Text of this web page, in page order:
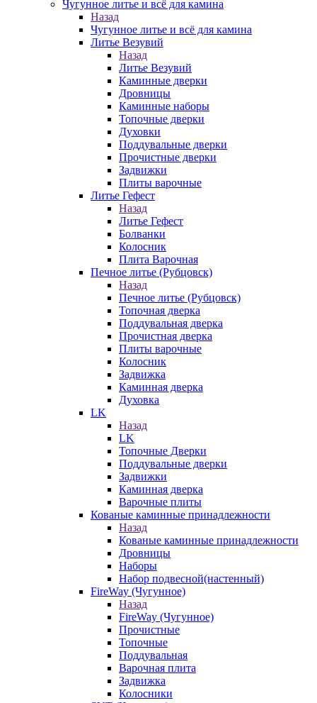
Чугунное литье и всё для камина
Назад
Чугунное литье и всё для камина
Литье Везувий
Назад
Литье Везувий
Каминные дверки
Дровницы
Каминные наборы
Топочные дверки
Духовки
Поддувальные дверки
Прочистные дверки
Задвижки
Плиты варочные
Литье Гефест
Назад
Литье Гефест
Болванки
Колосник
Плита Варочная
Печное литье (Рубцовск)
Назад
Печное литье (Рубцовск)
Топочная дверка
Поддувальная дверка
Прочистная дверка
Плиты варочные
Колосник
Задвижка
Каминная дверка
Духовка
LK
Назад
LK
Топочные Дверки
Поддувальные дверки
Задвижки
Каминная дверка
Варочные плиты
Кованые каминные принадлежности
Назад
Кованые каминные принадлежности
Дровницы
Наборы
Набор подвесной(настенный)
FireWay (Чугунное)
Назад
FireWay (Чугунное)
Прочистные
Топочные
Поддувальная
Варочная плита
Задвижка
Колосники